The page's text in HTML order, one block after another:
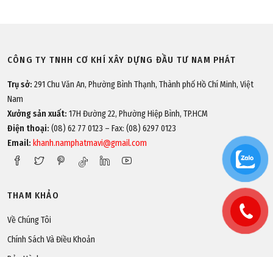
CÔNG TY TNHH CƠ KHÍ XÂY DỰNG ĐẦU TƯ NAM PHÁT
Trụ sở: 291 Chu Văn An, Phường Bình Thạnh, Thành phố Hồ Chí Minh, Việt
Nam
Xưởng sản xuất: 17H Đường 22, Phường Hiệp Bình, TP.HCM
Điện thoại: (08) 62 77 0123 – Fax: (08) 6297 0123
Email: khanh.namphatmavi@gmail.com
THAM KHẢO
Về Chúng Tôi
Chính Sách Và Điều Khoản